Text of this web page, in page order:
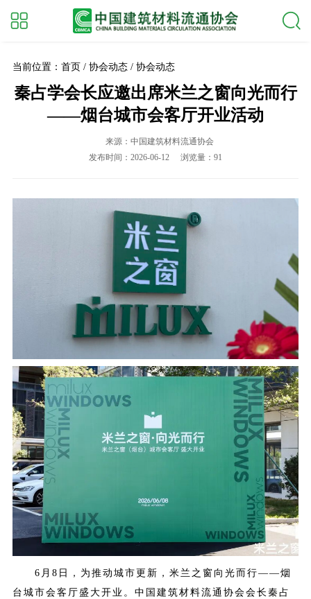
当前位置：首页 / 协会动态 / 协会动态
秦占学会长应邀出席米兰之窗向光而行
——烟台城市会客厅开业活动
来源：中国建筑材料流通协会
发布时间：2026-06-12
浏览量：91
6月8日，为推动城市更新，米兰之窗向光而行——烟
台城市会客厅盛大开业。中国建筑材料流通协会会长秦占